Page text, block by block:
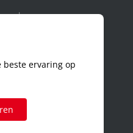
privacy
beste ervaring op